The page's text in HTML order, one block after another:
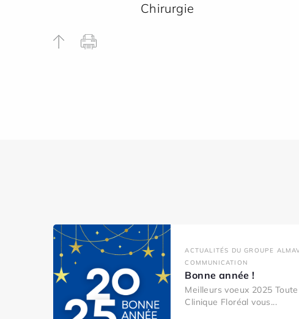
Chirurgie
ACTUALITÉS DU GROUPE
COMMUNICATION
Bonne année !
Meilleurs voeux 2025
Clinique Floréal vous...